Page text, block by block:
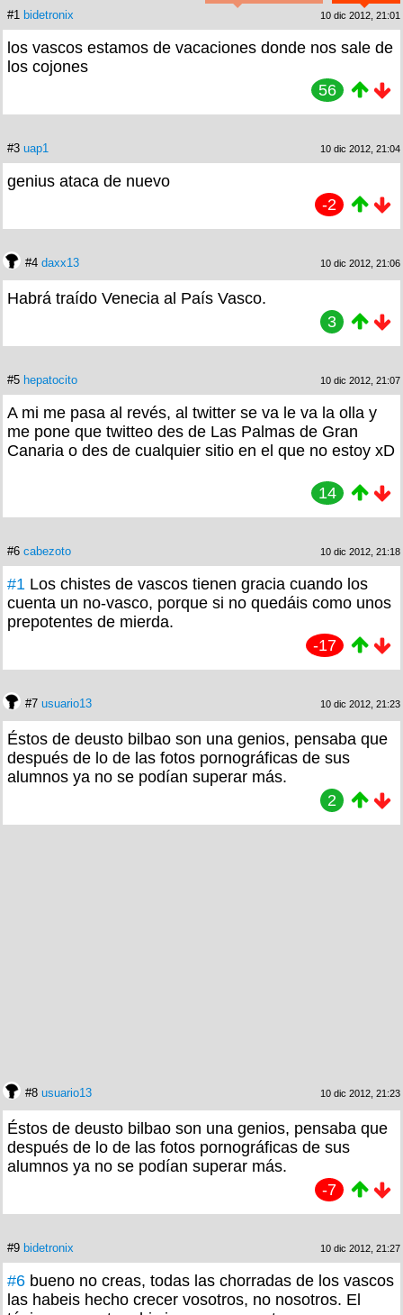
#1 bidetronix 10 dic 2012, 21:01
los vascos estamos de vacaciones donde nos sale de
los cojones
56
#3 uap1 10 dic 2012, 21:04
genius ataca de nuevo
-2
#4 daxx13 10 dic 2012, 21:06
Habrá traído Venecia al País Vasco.
3
#5 hepatocito 10 dic 2012, 21:07
A mi me pasa al revés, al twitter se va le va la olla y
me pone que twitteo des de Las Palmas de Gran
Canaria o des de cualquier sitio en el que no estoy xD
14
#6 cabezoto 10 dic 2012, 21:18
#1 Los chistes de vascos tienen gracia cuando los
cuenta un no-vasco, porque si no quedáis como unos
prepotentes de mierda.
-17
#7 usuario13 10 dic 2012, 21:23
Éstos de deusto bilbao son una genios, pensaba que
después de lo de las fotos pornográficas de sus
alumnos ya no se podían superar más.
2
#8 usuario13 10 dic 2012, 21:23
Éstos de deusto bilbao son una genios, pensaba que
después de lo de las fotos pornográficas de sus
alumnos ya no se podían superar más.
-7
#9 bidetronix 10 dic 2012, 21:27
#6 bueno no creas, todas las chorradas de los vascos
las habeis hecho crecer vosotros, no nosotros. El